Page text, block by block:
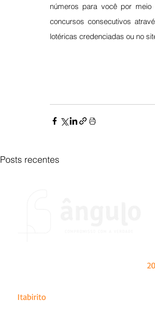
números para você por
concursos consecutivos
lotéricas credenciadas ou no
Posts recentes
O portal Ângulo foi fundado no dia
Itabirito